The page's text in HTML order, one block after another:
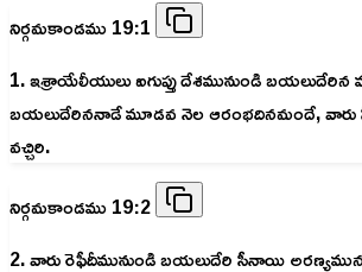
నిర్గమకాండము 19:1
1. ఇశ్రాయేలీయులు ఐగుప్తు దేశమునుండి
బయలుదేరిననాడే మూడవ నెల ఆరంభదినమందే, వారు
వచ్చిరి.
నిర్గమకాండము 19:2
2. వారు రెఫీదీమునుండి బయలుదేరి సీనాయి